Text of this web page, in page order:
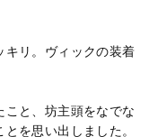
キリ。ヴィックの装着
と、坊主頭をなでな
を思い出しました。